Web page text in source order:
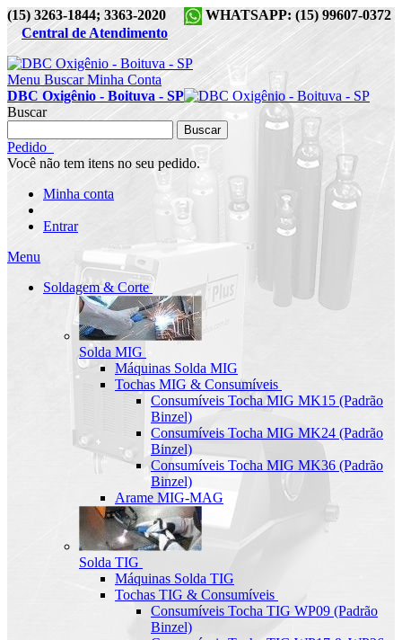
(15) 3263-1844; 3363-2020
WHATSAPP: (15) 99607-0372
Central de Atendimento
Menu Buscar Minha Conta
DBC Oxigênio - Boituva - SP
Buscar
Buscar
Pedido
Você não tem itens no seu pedido.
Minha conta
Entrar
Menu
Soldagem & Corte
Solda MIG
Máquinas Solda MIG
Tochas MIG & Consumíveis
Consumíveis Tocha MIG MK15 (Padrão
Binzel)
Consumíveis Tocha MIG MK24 (Padrão
Binzel)
Consumíveis Tocha MIG MK36 (Padrão
Binzel)
Arame MIG-MAG
Solda TIG
Máquinas Solda TIG
Tochas TIG & Consumíveis
Consumíveis Tocha TIG WP09 (Padrão
Binzel)